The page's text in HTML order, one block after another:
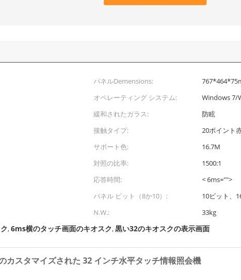
パネルDemensions:
オペレーティング システム:
Windows 7/
緩和されたガラス:
防眩
接触タイプ:
20ポイント
サポート色:
16.7M
対照の比率:
1500:1
応答時間:
< 6ms="">
パネル ビット（8か10）:
10ビット、
N.W.:
33kg
,6ms横のタッチ画面のキオスク,黒い32のキオスクの表示画面
カスタマイズされた 32 インチ水平タッチ情報照会機